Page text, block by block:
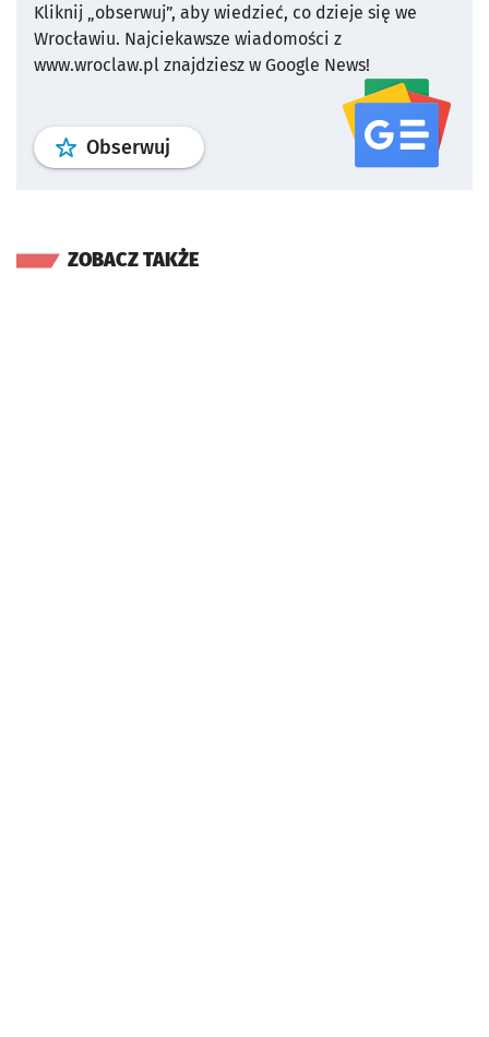
Kliknij „obserwuj”, aby wiedzieć, co dzieje się we
Wrocławiu. Najciekawsze wiadomości z
www.wroclaw.pl znajdziesz w Google News!
Obserwuj profil serwisu
ZOBACZ TAKŻE